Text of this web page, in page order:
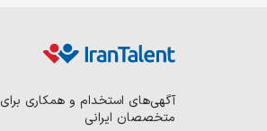
آگهی‌های استخدام و همکاری برای
متخصصان ایرانی